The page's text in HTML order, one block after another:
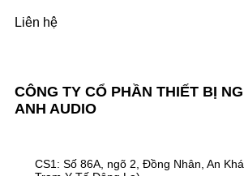
CÔNG TY CỔ PHẦN THIẾT BỊ
ANH AUDIO
CS1: Số 86A, ngõ 2, Đồng Nhân, An
Liên hệ